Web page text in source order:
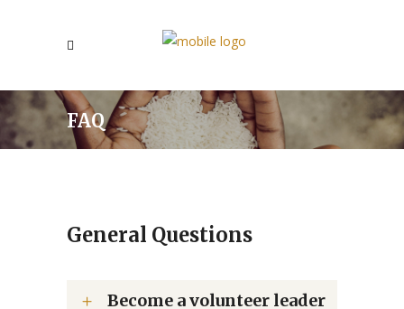
FAQ
General Questions
Become a volunteer leader